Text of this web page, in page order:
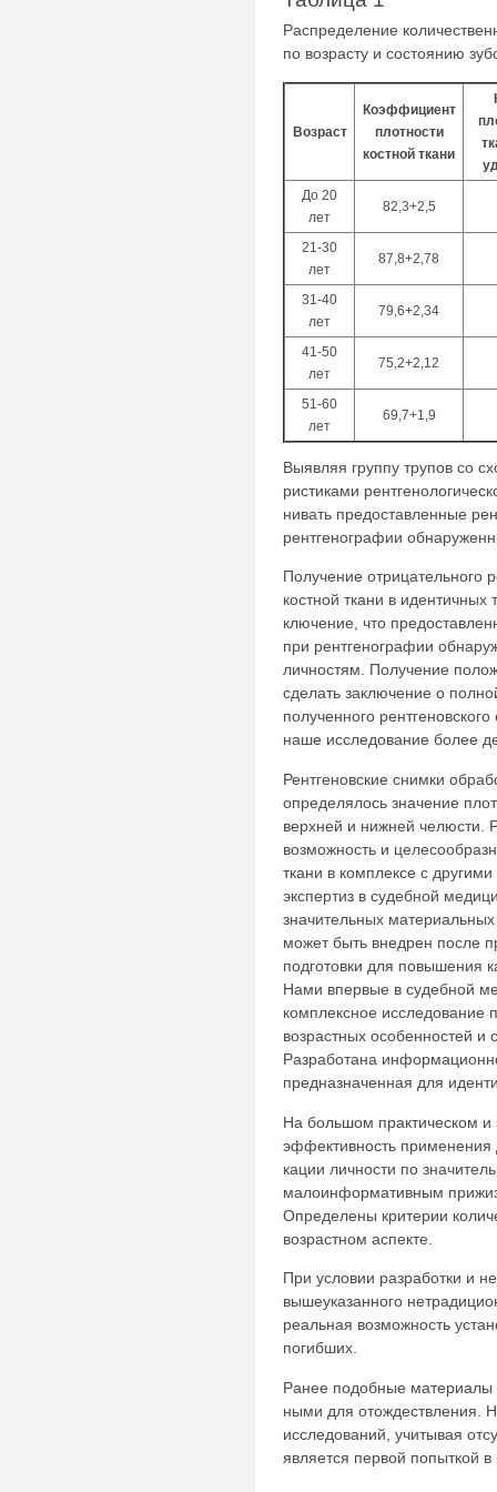
Распределение
по возрасту и состоянию
Возраст
Коэффициент
плотности
костной ткани
До 20
лет
82,3+2,5
21-30
лет
87,8+2,78
31-40
лет
79,6+2,34
41-50
лет
75,2+2,12
51-60
лет
69,7+1,9
Выявляя группу трупов со
ристиками
нивать предоставленные
рен­тгенографии
Получение отрицательного
костной ткани в идентичных
ключение, что
при рентгенографии
лич­ностям. Получение
сделать заключение о
полученного
наше исследо­вание более
Рентгеновские снимки
определялось значение
верхней и нижней челюсти.
возможность и
тка­ни в комплексе с
экспертиз в судебной
значительных
может быть внедрен после
подготовки для повышения
Нами впервые в судебной
комплексное исследование
возрастных особенностей и
Разработана
предназначенная для
На большом практическом и
эффективность
кации личности по
малоинформа­тивным
Определены критерии
возрастном аспекте.
При условии разработки и
вышеуказанного
ре­альная возможность
по­гибших.
Ранее подобные материалы
ными для отождествления.
исследований, учитывая
является первой по­пыткой